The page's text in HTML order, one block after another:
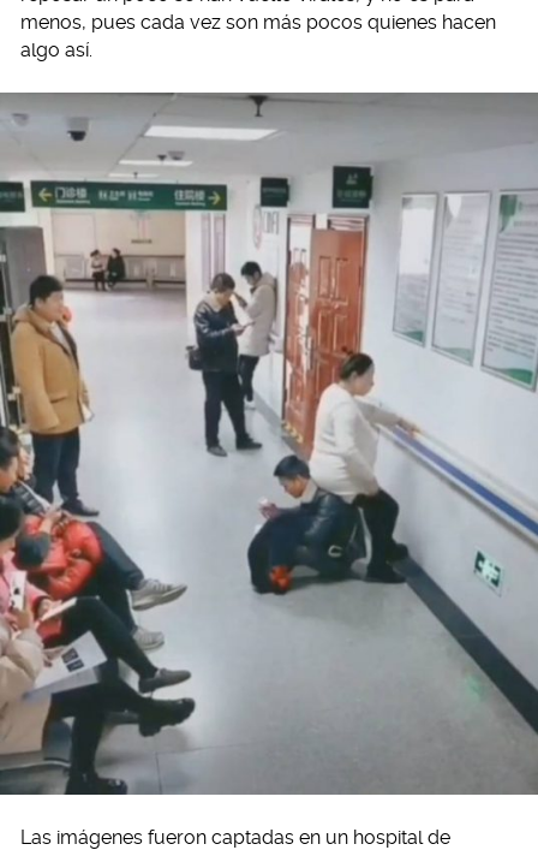
menos, pues cada vez son más pocos quienes hacen
algo así.
Las imágenes fueron captadas en un hospital de